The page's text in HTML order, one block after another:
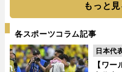
もっと見
各スポーツコラム記事
【ワ
日本代